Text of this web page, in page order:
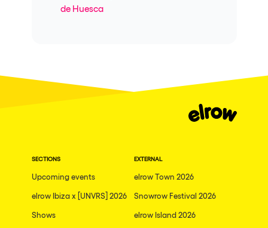
de Huesca
SECTIONS
Upcoming events
elrow Ibiza x [UNVRS] 2026
Shows
EXTERNAL
elrow Town 2026
Snowrow Festival 2026
elrow Island 2026